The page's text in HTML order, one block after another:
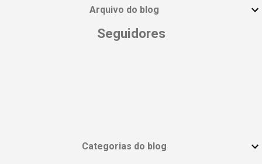
Arquivo do blog
Seguidores
Categorias do blog